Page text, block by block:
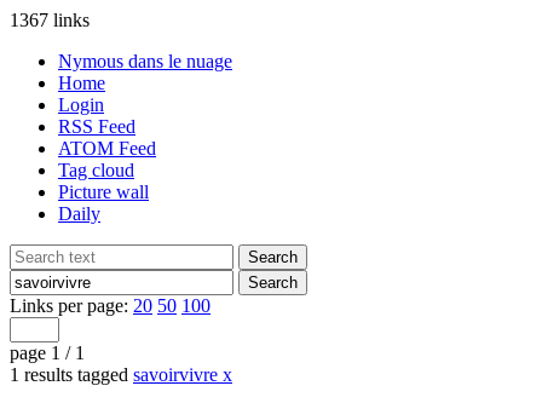
1367 links
Nymous dans le nuage
Home
Login
RSS Feed
ATOM Feed
Tag cloud
Picture wall
Daily
Links per page: 20 50 100
page 1 / 1
1 results tagged savoirvivre x